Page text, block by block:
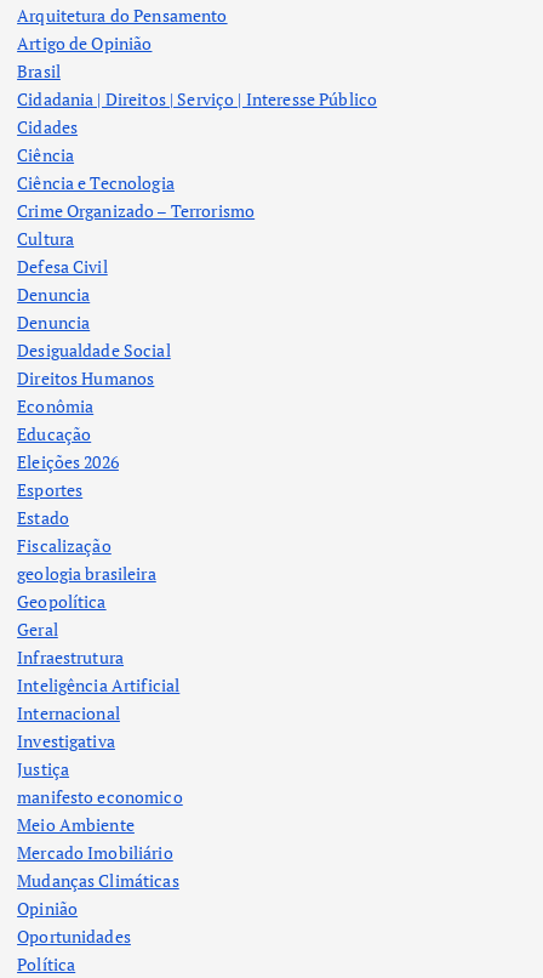
Arquitetura do Pensamento
Artigo de Opinião
Brasil
Cidadania | Direitos | Serviço | Interesse Público
Cidades
Ciência
Ciência e Tecnologia
Crime Organizado – Terrorismo
Cultura
Defesa Civil
Denuncia
Denuncia
Desigualdade Social
Direitos Humanos
Econômia
Educação
Eleições 2026
Esportes
Estado
Fiscalização
geologia brasileira
Geopolítica
Geral
Infraestrutura
Inteligência Artificial
Internacional
Investigativa
Justiça
manifesto economico
Meio Ambiente
Mercado Imobiliário
Mudanças Climáticas
Opinião
Oportunidades
Política